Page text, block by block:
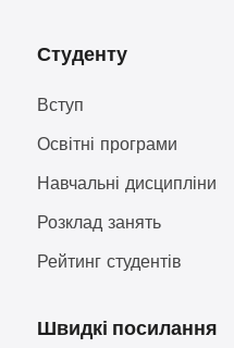
Студенту
Вступ
Освітні програми
Навчальні дисципліни
Розклад занять
Рейтинг студентів
Швидкі посилання